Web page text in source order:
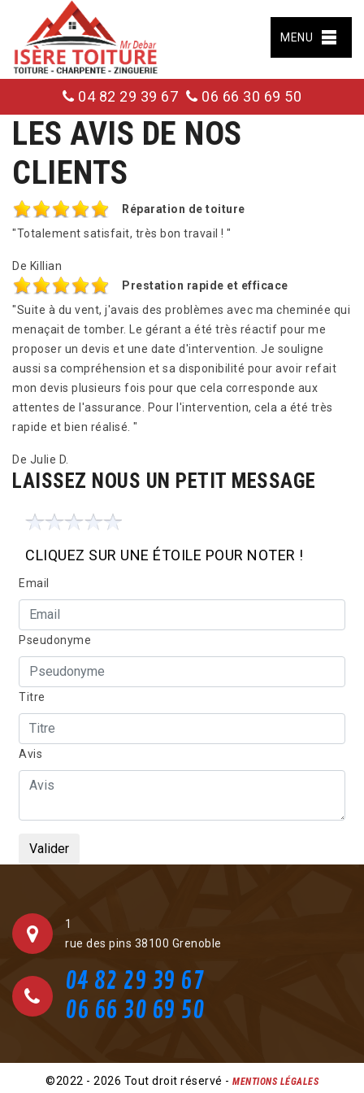
MENU
04 82 29 39 67 06 66 30 69 50
LES AVIS DE NOS
CLIENTS
Réparation de toiture
"Totalement satisfait, très bon travail ! "
De Killian
Prestation rapide et efficace
"Suite à du vent, j'avais des problèmes avec ma cheminée qui
menaçait de tomber. Le gérant a été très réactif pour me
proposer un devis et une date d'intervention. Je souligne
aussi sa compréhension et sa disponibilité pour avoir refait
mon devis plusieurs fois pour que cela corresponde aux
attentes de l'assurance. Pour l'intervention, cela a été très
rapide et bien réalisé. "
De Julie D.
LAISSEZ NOUS UN PETIT MESSAGE
CLIQUEZ SUR UNE ÉTOILE POUR NOTER !
Email
Pseudonyme
Titre
Avis
1
rue des pins 38100 Grenoble
04 82 29 39 67
06 66 30 69 50
©2022 - 2026 Tout droit réservé - MENTIONS LÉGALES